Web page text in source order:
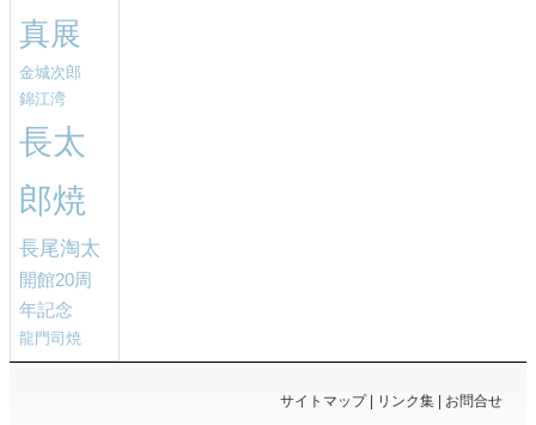
真展
金城次郎
錦江湾
長太
郎焼
長尾淘太
開館20周
年記念
龍門司焼
サイトマップ リンク集 お問合せ